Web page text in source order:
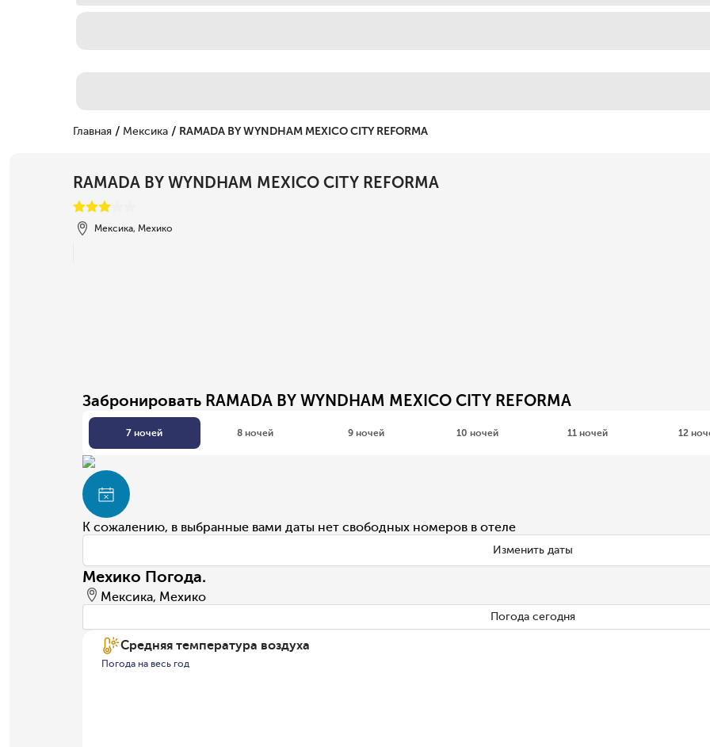
Главная / Мексика / RAMADA BY WYNDHAM MEXICO CITY REFORMA
RAMADA BY WYNDHAM MEXICO CITY REFORMA
Мексика, Мехико
Забронировать RAMADA BY WYNDHAM MEXICO CITY REFORMA
7 ночей 8 ночей 9 ночей 10 ночей 11 ночей 12
К сожалению, в выбранные вами даты нет свободных номеров в отеле
Изменить даты
Мехико Погода.
Мексика, Мехико
Погода сегодня
Средняя температура воздуха
Погода на весь год